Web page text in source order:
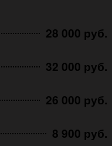
28 000 руб.
32 000 руб.
26 000 руб.
8 900 руб.